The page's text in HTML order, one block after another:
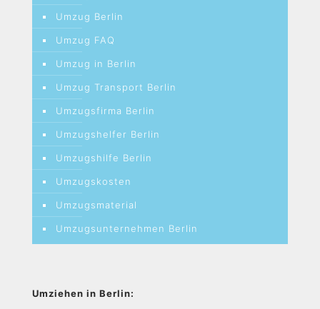
Umzug Berlin
Umzug FAQ
Umzug in Berlin
Umzug Transport Berlin
Umzugsfirma Berlin
Umzugshelfer Berlin
Umzugshilfe Berlin
Umzugskosten
Umzugsmaterial
Umzugsunternehmen Berlin
Umziehen in Berlin: